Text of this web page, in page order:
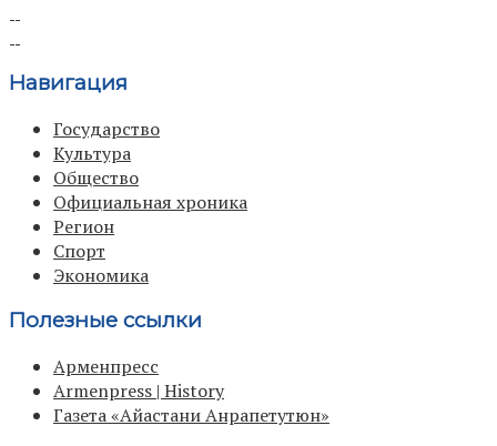
Навигация
Государство
Культура
Общество
Официальная хроника
Регион
Спорт
Экономика
Полезные ссылки
Арменпресс
Armenpress | History
Газета «Айастани Анрапетутюн»